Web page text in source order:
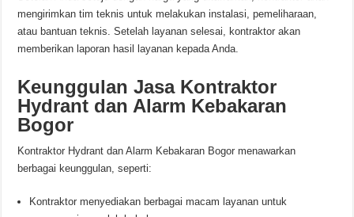
mengirimkan tim teknis untuk melakukan instalasi, pemeliharaan,
atau bantuan teknis. Setelah layanan selesai, kontraktor akan
memberikan laporan hasil layanan kepada Anda.
Keunggulan Jasa Kontraktor
Hydrant dan Alarm Kebakaran
Bogor
Kontraktor Hydrant dan Alarm Kebakaran Bogor menawarkan
berbagai keunggulan, seperti:
Kontraktor menyediakan berbagai macam layanan untuk